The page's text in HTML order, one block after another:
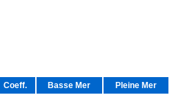
Coeff. Basse Mer Pleine Mer